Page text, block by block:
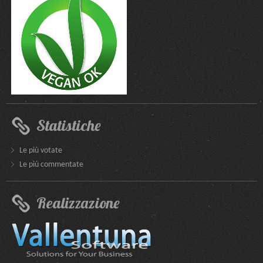
Statistiche
Le più votate
Le più commentate
Realizzazione